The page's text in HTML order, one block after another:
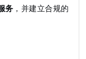
务 ，并建立合规的